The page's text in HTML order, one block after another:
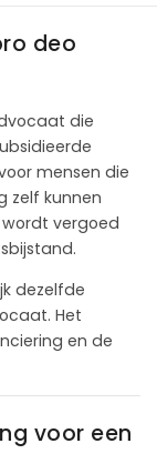
deo
die
mensen die
zelf kunnen
vergoed
dezelfde
Het
en de
voor een